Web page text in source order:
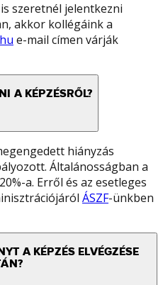
szeretnél jelentkezni
akkor kollégáink a
e-mail címen várják
A KÉPZÉSRŐL?
hiányzás
Általánosságban a
a. Erről és az esetleges
ÁSZF-ünkben
A KÉPZÉS ELVÉGZÉSE